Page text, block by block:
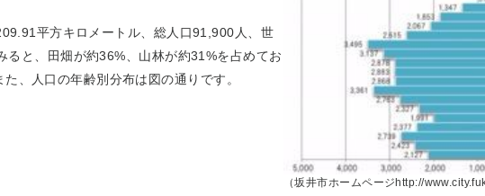
平方キロメートル、総人口91,900人、世
と、田畑が約36%、山林が約31%を占めてお
、人口の年齢別分布は図の通りです。
（坂井市ホームページhttp://